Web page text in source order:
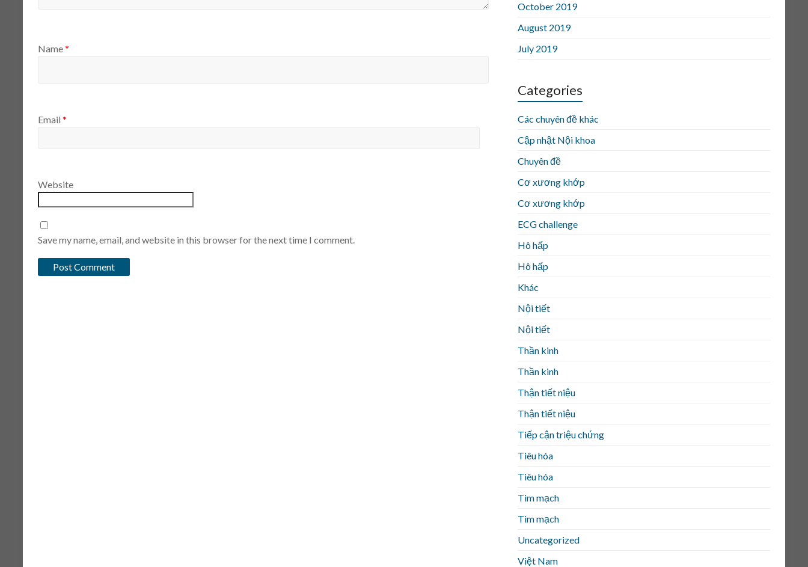
Name*
Email *
Website
Save my name, email, and website in this browser for the next time I comment.
October 2019
August 2019
July 2019
Categories
Các chuyên đề khác
Cập nhật Nội khoa
Chuyên đề
Cơ xương khớp
Cơ xương khớp
ECG challenge
Hô hấp
Hô hấp
Khác
Nội tiết
Nội tiết
Thần kinh
Thần kinh
Thận tiết niệu
Thận tiết niệu
Tiếp cận triệu chứng
Tiêu hóa
Tiêu hóa
Tim mạch
Tim mạch
Uncategorized
Việt Nam